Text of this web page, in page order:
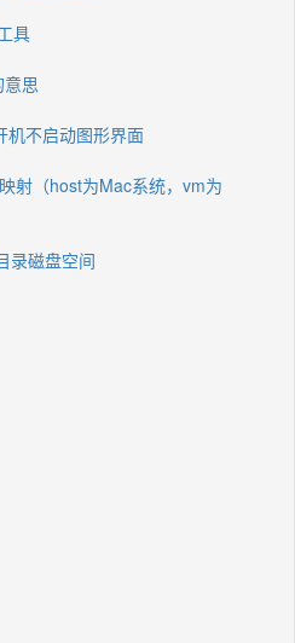
具
思
机不启动图形界面
射（host为Mac系统，vm为
录磁盘空间